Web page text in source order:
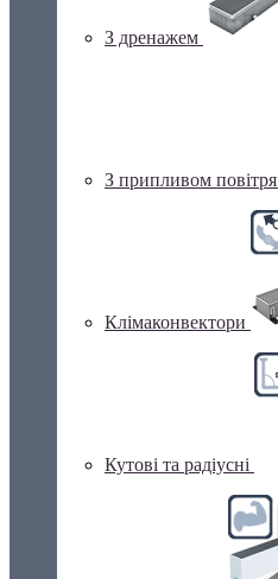
З дренажем
З припливом повітря
Клімаконвектори
Кутові та радіусні